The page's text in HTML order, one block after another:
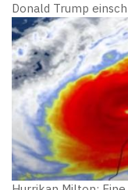
Donald Trump